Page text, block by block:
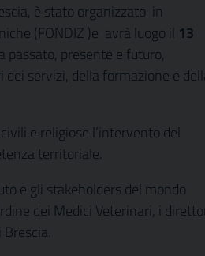
è stato organizzato in
(FONDIZ )e avrà luogo il 13
presente e futuro,
servizi, della formazione e
e religiose l’intervento del
territoriale.
e gli stakeholders del mondo
dei Medici Veterinari, i